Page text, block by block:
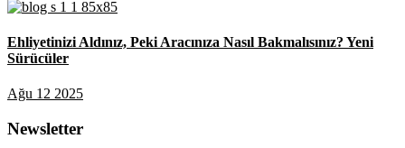
Ehliyetinizi Aldınız, Peki Aracınıza Nasıl Bakmalısınız? Yeni
Sürücüler
Ağu 12 2025
Newsletter